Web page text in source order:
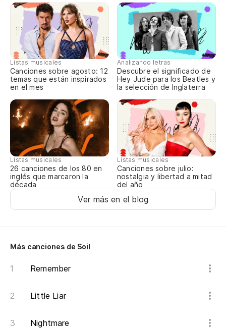
Listas musicales
Canciones sobre agosto: 12
temas que están inspirados
en el mes
Analizando letras
Descubre el significado de
Hey Jude para los Beatles y
la selección de Inglaterra
Listas musicales
26 canciones de los 80 en
inglés que marcaron la
década
Listas musicales
Canciones sobre julio:
nostalgia y libertad a mitad
del año
Ver más en el blog
Más canciones de Soil
Remember
Little Liar
Nightmare